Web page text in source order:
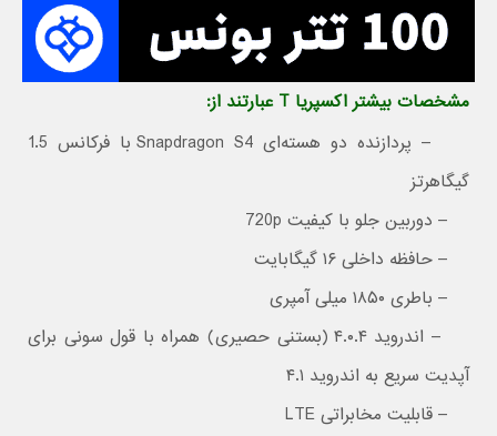
مشخصات بیشتر اکسپریا T عبارتند از:
– پردازنده دو هسته‌ای Snapdragon S4 با فرکانس 1.5
گیگاهرتز
– دوربین جلو با کیفیت 720p
– حافظه داخلی ۱۶ گیگابایت
– باطری ۱۸۵۰ میلی آمپری
– اندروید ۴.۰.۴ (بستنی حصیری) همراه با قول سونی برای
آپدیت سریع به اندروید ۴.۱
– قابلیت مخابراتی LTE